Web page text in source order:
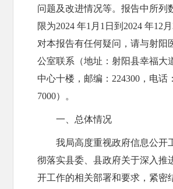
问题及改进情况等。报告中所列
限为2024 年1月1日到2024 年12
对本报告有任何疑问，请与射阳
公室联系（地址：射阳县幸福大
中心十楼，邮编：224300，电话
7000）。
一、总体情况
我局高度重视政府信息公开
彻落实县委、县政府关于深入推
开工作的相关部署和要求，紧密